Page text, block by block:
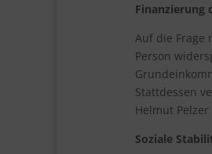
Finanzierung
Auf die Frage
Person
Stattdessen
Helmut
Soziale